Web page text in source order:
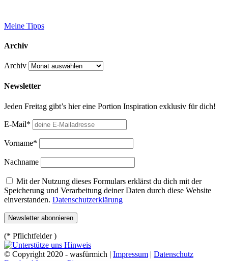
Meine Tipps
Archiv
Archiv
Newsletter
Jeden Freitag gibt’s hier eine Portion Inspiration exklusiv für dich!
E-Mail*
Vorname*
Nachname
Mit der Nutzung dieses Formulars erklärst du dich mit der
Speicherung und Verarbeitung deiner Daten durch diese Website
einverstanden. Datenschutzerklärung
(* Pflichtfelder )
© Copyright 2020 - wasfürmich | Impressum | Datenschutz